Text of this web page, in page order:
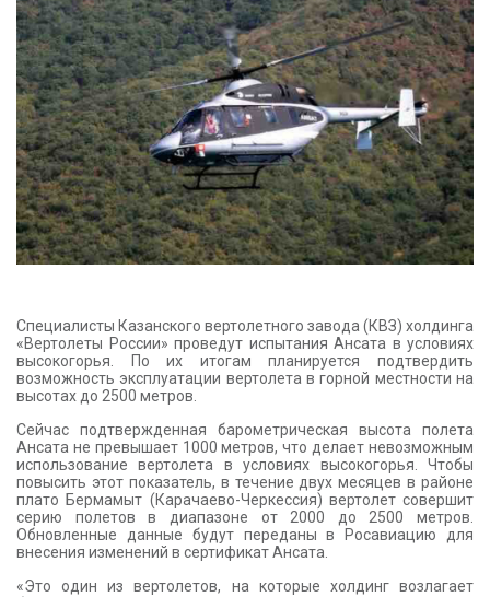
КОНТАКТЫ
Специалисты Казанского вертолетного завода (КВЗ) холдинга
«Вертолеты России» проведут испытания Ансата в условиях
высокогорья. По их итогам планируется подтвердить
возможность эксплуатации вертолета в горной местности на
высотах до 2500 метров.
Сейчас подтвержденная барометрическая высота полета
Ансата не превышает 1000 метров, что делает невозможным
использование вертолета в условиях высокогорья. Чтобы
повысить этот показатель, в течение двух месяцев в районе
плато Бермамыт (Карачаево-Черкессия) вертолет совершит
серию полетов в диапазоне от 2000 до 2500 метров.
Обновленные данные будут переданы в Росавиацию для
внесения изменений в сертификат Ансата.
«Это один из вертолетов, на которые холдинг возлагает